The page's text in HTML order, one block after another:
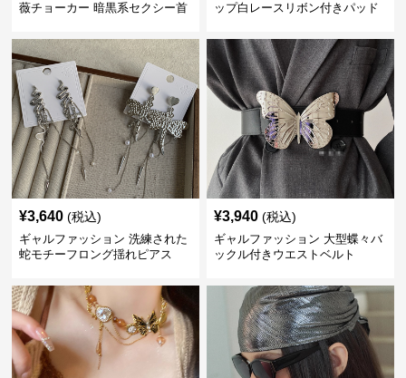
薇チョーカー 暗黒系セクシー首
ップ白レースリボン付きパッド
¥3,640 (税込)
ギャルファッション 洗練された
蛇モチーフロング揺れピアス
¥3,940 (税込)
ギャルファッション 大型蝶々バ
ックル付きウエストベルト